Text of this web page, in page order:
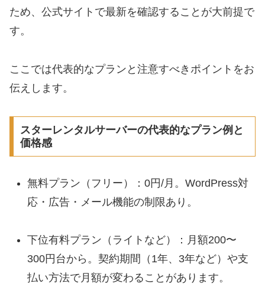
ため、公式サイトで最新を確認することが大前提で
す。
ここでは代表的なプランと注意すべきポイントをお
伝えします。
スターレンタルサーバーの代表的なプラン例と
価格感
無料プラン（フリー）：0円/月。WordPress対
応・広告・メール機能の制限あり。
下位有料プラン（ライトなど）：月額200〜
300円台から。契約期間（1年、3年など）や支
払い方法で月額が変わることがあります。